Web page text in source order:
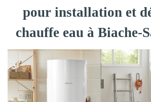
pour installation et
chauffe eau à Biache-